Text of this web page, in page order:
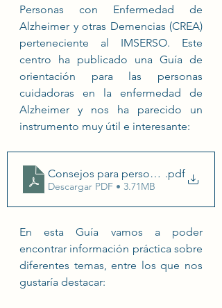
Personas con Enfermedad de
Alzheimer y otras Demencias (CREA)
perteneciente al IMSERSO. Este
centro ha publicado una Guía de
orientación para las personas
cuidadoras en la enfermedad de
Alzheimer y nos ha parecido un
instrumento muy útil e interesante:
Consejos para personas.pdf
Descargar PDF • 3.71MB
En esta Guía vamos a poder
encontrar información práctica sobre
diferentes temas, entre los que nos
gustaría destacar: